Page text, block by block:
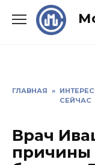
ГЛАВНАЯ »
СЕЙЧАС
Врач
причины